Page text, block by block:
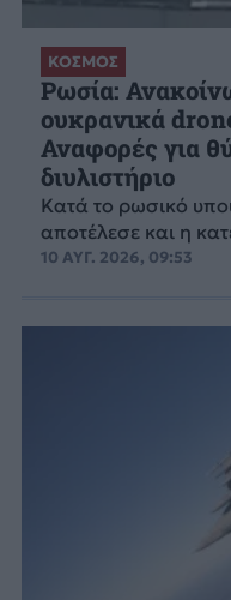
ΚΟΣΜΟΣ
Ρωσία:
ουκρανικά
Αναφορές για
διυλιστήριο
Κατά το ρωσικό
αποτέλεσε και η
10 ΑΥΓ. 2026, 09:53